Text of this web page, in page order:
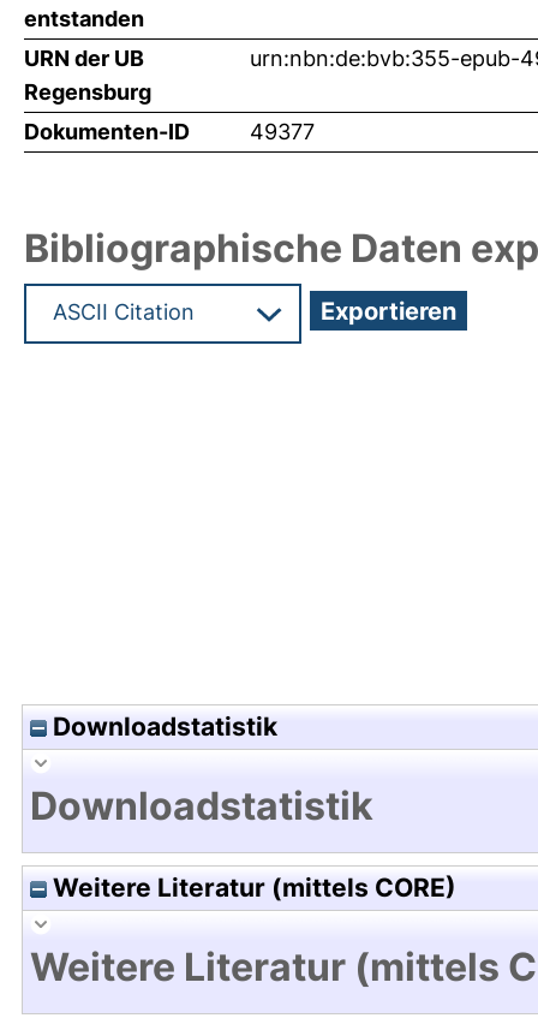
entstanden
URN der UB
Regensburg
urn:nbn:de:bvb:355-epub-
Dokumenten-ID 49377
Bibliographische Daten
Downloadstatistik
Downloadstatistik
Weitere Literatur (mittels CORE)
Weitere Literatur (mittels